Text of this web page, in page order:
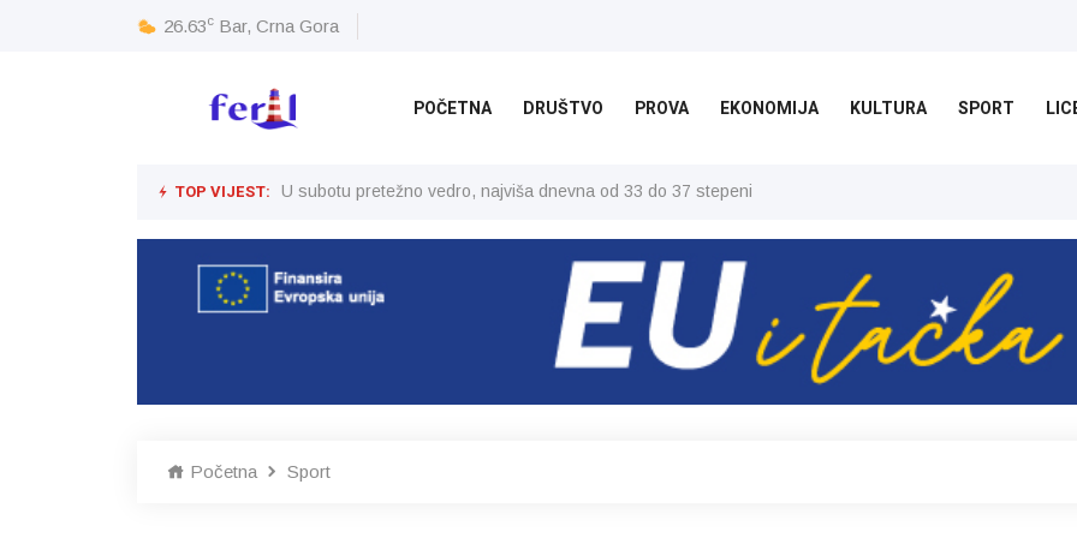
26.63c Bar, Crna Gora
POČETNA DRUŠTVO PROVA EKONOMIJA KULTURA SPORT
TOP VIJEST: U subotu pretežno vedro, najviša dnevna od 33 do 37 stepeni
Početna Sport